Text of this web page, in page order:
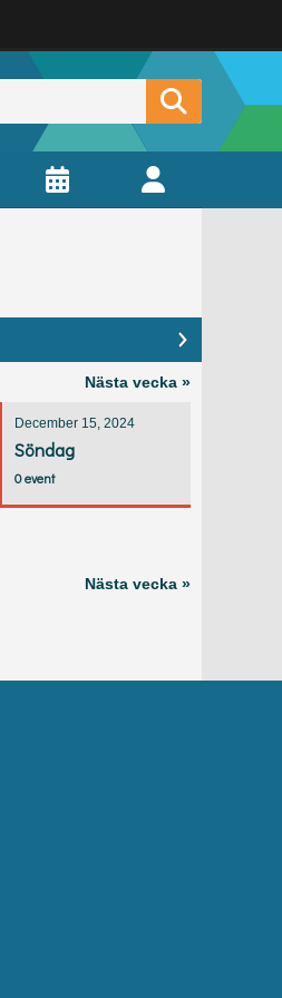
Nästa vecka »
December 15, 2024
Söndag
0 event
Nästa vecka »